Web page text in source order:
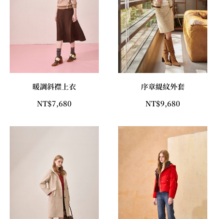
暖調斜襟上衣
NT$7,680
序章緹紋外套
NT$9,680